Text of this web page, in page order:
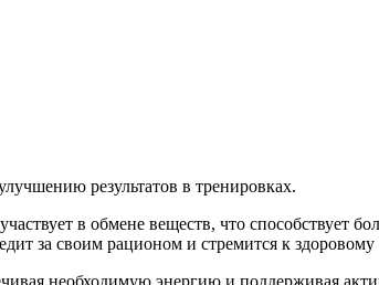
результатов в тренировках.
в обмене веществ, что способствует
за своим рационом и стремится к
необходимую энергию и поддерживая